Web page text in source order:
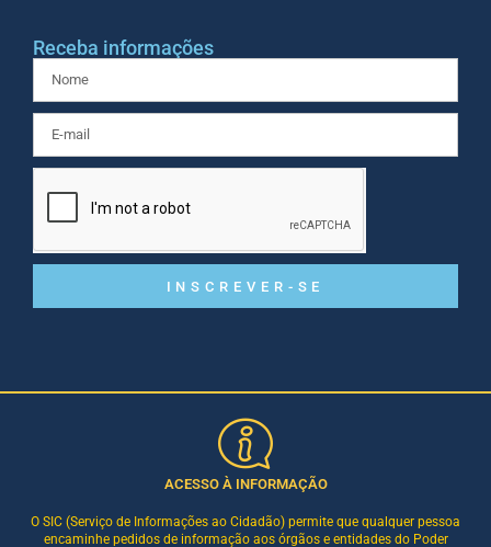
Receba informações
INSCREVER-SE
ACESSO À INFORMAÇÃO
O SIC (Serviço de Informações ao Cidadão) permite que qualquer pessoa
encaminhe pedidos de informação aos órgãos e entidades do Poder